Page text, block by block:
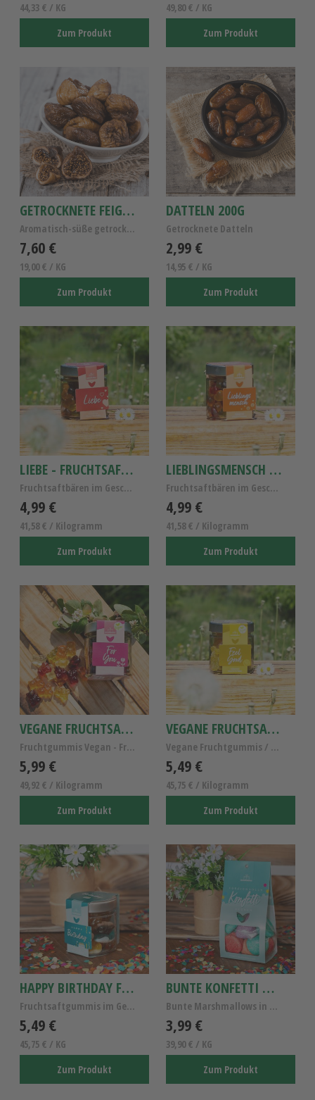
44,33 € / KG
Zum Produkt
49,80 € / KG
Zum Produkt
GETROCKNETE FEIGEN 400G
Aromatisch-süße getrocknete Feigen
7,60 €
19,00 € / KG
Zum Produkt
DATTELN 200G
Getrocknete Datteln
2,99 €
14,95 € / KG
Zum Produkt
LIEBE - FRUCHTSAFTBÄREN
Fruchtsaftbären im Geschenkglas - Liebe 120g
4,99 €
41,58 € / Kilogramm
Zum Produkt
LIEBLINGSMENSCH - FRUCHTSAFTBÄREN
Fruchtsaftbären im Geschenkglas - Lieblingsmensch
4,99 €
41,58 € / Kilogramm
Zum Produkt
VEGANE FRUCHTSAFTBÄREN - FOR YOU
Fruchtgummis Vegan - Fruchtsaftbären Geschenkglas ...
5,99 €
49,92 € / Kilogramm
Zum Produkt
VEGANE FRUCHTSAFTBÄREN FEEL GOOD
Vegane Fruchtgummis / Vegane Gumibären 120g
5,49 €
45,75 € / Kilogramm
Zum Produkt
HAPPY BIRTHDAY FRUCHTGUMMIS
Fruchtsaftgummis im Geschenkglas - Happy Birthday
5,49 €
45,75 € / KG
Zum Produkt
BUNTE KONFETTI MARSHMALLOWS
Bunte Marshmallows in der Geschenkverpackung
3,99 €
39,90 € / KG
Zum Produkt